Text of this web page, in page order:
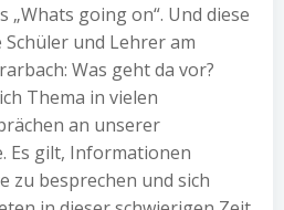
„Whats going on“. Und diese
Schüler und Lehrer am
Was geht da vor?
Thema in vielen
an unserer
Es gilt, Informationen
zu besprechen und sich